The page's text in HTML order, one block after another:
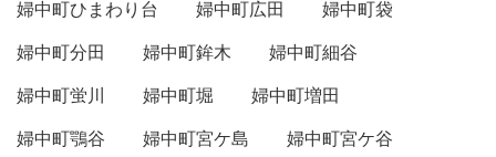
婦中町ひまわり台
婦中町広田
婦中町袋
婦中町分田
婦中町鉾木
婦中町細谷
婦中町蛍川
婦中町堀
婦中町増田
婦中町鶚谷
婦中町宮ケ島
婦中町宮ケ谷